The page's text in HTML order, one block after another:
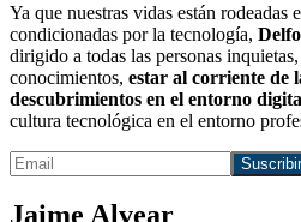
Ya que nuestras vidas están rodeadas
condicionadas por la tecnología,
dirigido a todas las personas
conocimientos, estar al corriente de
descubrimientos en el entorno
cultura tecnológica en el entorno
Jaime Alvear